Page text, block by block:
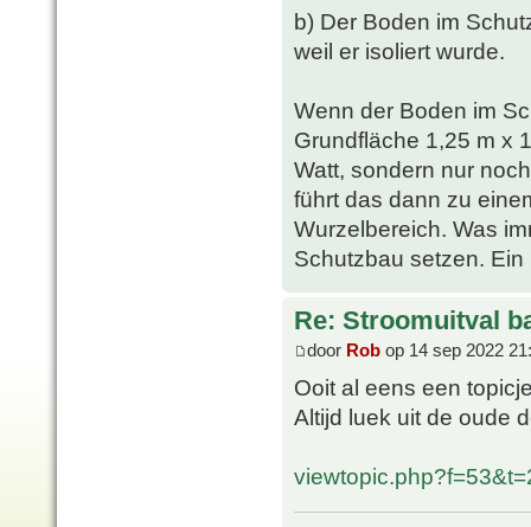
b) Der Boden im
weil er isoliert wurde.
Wenn der Boden im
Grundfläche 1,25 m x
Watt, sondern nur
führt das dann zu
Wurzelbereich. Was
Schutzbau setzen.
Re: Stroomuitval
door Rob op 14 sep 2022
Ooit al eens een
Altijd luek uit de oude